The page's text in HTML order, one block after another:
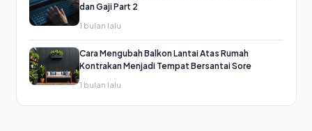
dan Gaji Part 2
1 bulan lalu
Cara Mengubah Balkon Lantai Atas Rumah
Kontrakan Menjadi Tempat Bersantai Sore
1 bulan lalu